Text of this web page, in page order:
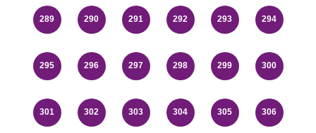
289 290 291 292 293 294
295 296 297 298 299 300
301 302 303 304 305 306